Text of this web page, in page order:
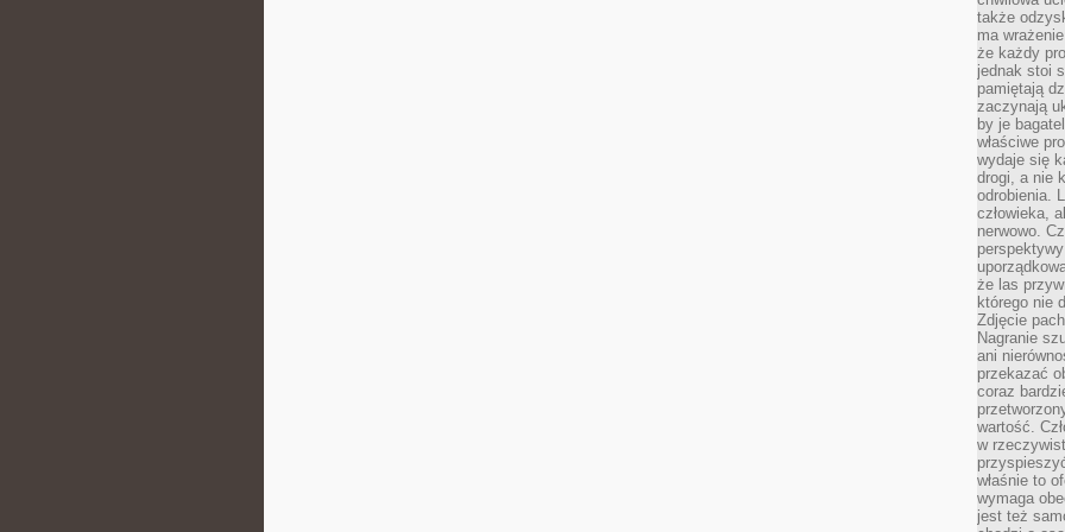
także
ma
że każdy
jednak stoi
pamiętają
zaczynają
by je
właściwe
wydaje się
drogi, a nie
odrobienia.
człowieka,
nerwowo.
że las
którego nie
Zdjęcie
Nagranie
ani
przekazać
coraz
wartość.
w
właśnie to
wymaga
jest też